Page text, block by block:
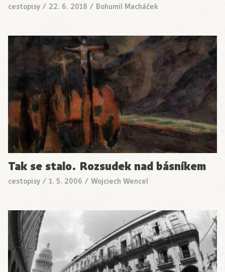
cestopisy / 22. 6. 2018 / Bohumil Macháček
Tak se stalo. Rozsudek nad básníkem
cestopisy / 1. 5. 2006 / Wojciech Wencel